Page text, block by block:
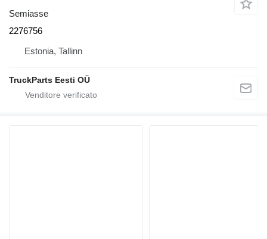
Semiasse
2276756
Estonia, Tallinn
TruckParts Eesti OÜ